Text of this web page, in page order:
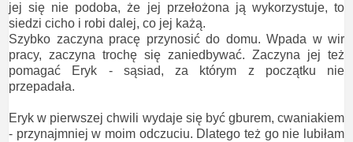
jej się nie podoba, że jej przełożona ją wykorzystuje, to
siedzi cicho i robi dalej, co jej każą.
Szybko zaczyna pracę przynosić do domu. Wpada w wir
pracy, zaczyna trochę się zaniedbywać. Zaczyna jej też
pomagać Eryk - sąsiad, za którym z początku nie
przepadała.
Eryk w pierwszej chwili wydaje się być gburem, cwaniakiem
- przynajmniej w moim odczuciu. Dlatego też go nie lubiłam